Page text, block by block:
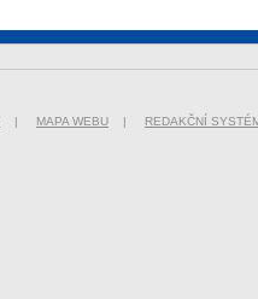
| MAPA WEBU | REDAKČNÍ